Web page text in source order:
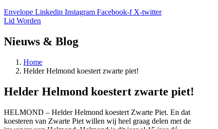
Envelope Linkedin Instagram Facebook-f X-twitter
Lid Worden
Nieuws & Blog
Home
Helder Helmond koestert zwarte piet!
Helder Helmond koestert zwarte piet!
HELMOND – Helder Helmond koestert Zwarte Piet. En dat
koesteren van Zwarte Piet willen wij heel graag delen met de